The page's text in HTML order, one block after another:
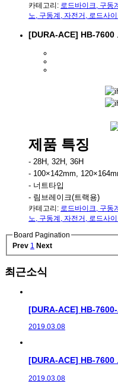
카테고리: 로드바이크, 구동
노, 구동계, 자전거, 로드사
[DURA-ACE] HB-7600
제품 특징
- 28H, 32H, 36H
- 100×142mm,
- 너트타입
- 림브레이크(트랙용)
카테고리: 로드바이크, 구동
노, 구동계 , 자전거 , 로드사
Board Pagination
Prev 1 Next
최근소식
[DURA-ACE] HB-
2019.03.08
[DURA-ACE] HB-7600
2019.03.08